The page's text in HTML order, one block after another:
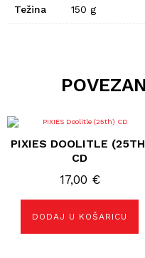
Težina 150 g
PIXIES DOOLITLE
CD
17,00 €
DODAJ U KOŠARICU